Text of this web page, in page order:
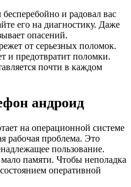
и радовал вас
его на диагностику. Даже
опасений.
от серьезных поломок.
и предотвратит поломки.
почти в каждом
андроид
на операционной системе
рабочая проблема. Это
пользование.
памяти. Чтобы неполадка
оперативной